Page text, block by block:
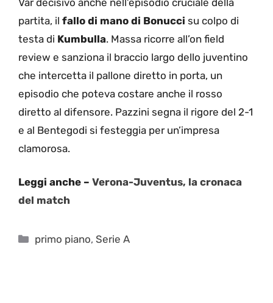
partita, il fallo di mano di Bonucci su colpo di
testa di Kumbulla. Massa ricorre all’on field
review e sanziona il braccio largo dello juventino
che intercetta il pallone diretto in porta, un
episodio che poteva costare anche il rosso
diretto al difensore. Pazzini segna il rigore del 2-1
e al Bentegodi si festeggia per un’impresa
clamorosa.
Leggi anche – Verona-Juventus, la cronaca
del match
Categorie
primo piano,Serie A